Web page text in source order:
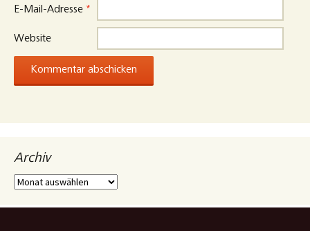
E-Mail-Adresse *
Website
Archiv
Archiv